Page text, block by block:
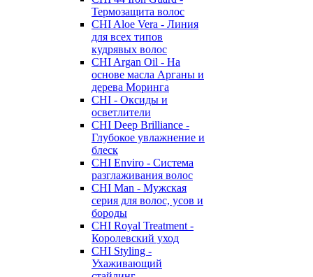
Термозащита волос
CHI Aloe Vera - Линия
для всех типов
кудрявых волос
CHI Argan Oil - На
основе масла Арганы и
дерева Моринга
CHI - Оксиды и
осветлители
CHI Deep Brilliance -
Глубокое увлажнение и
блеск
CHI Enviro - Система
разглаживания волос
CHI Man - Мужская
серия для волос, усов и
бороды
CHI Royal Treatment -
Королевский уход
CHI Styling -
Ухаживающий